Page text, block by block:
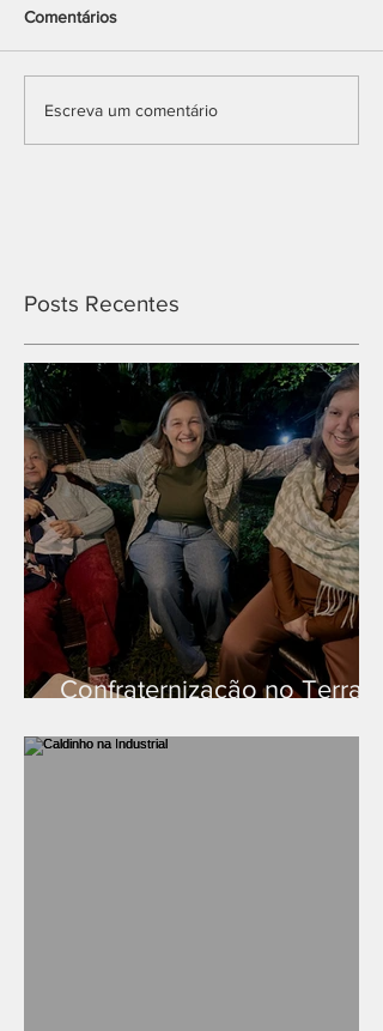
Comentários
Escreva um comentário
Posts Recentes
Confraternização no Terra